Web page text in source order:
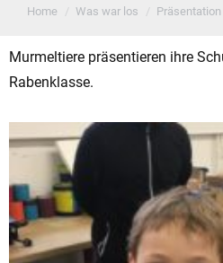
You are here:
Home Was war los
Murmeltiere präsentieren ihre
Rabenklasse.